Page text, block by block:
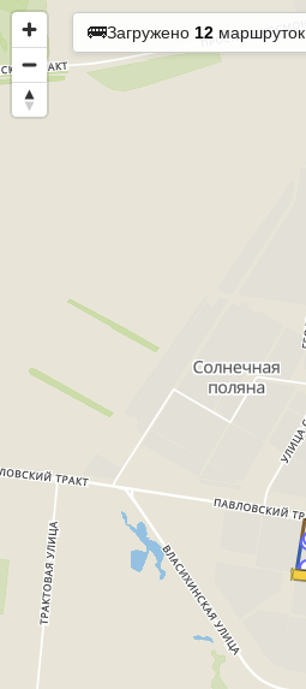
🚌Загружено 12 маршруток